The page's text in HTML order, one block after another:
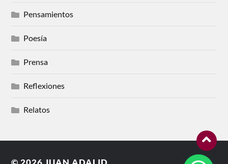
Pensamientos
Poesía
Prensa
Reflexiones
Relatos